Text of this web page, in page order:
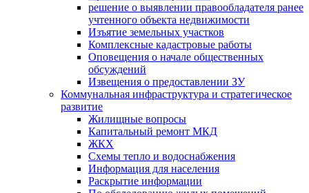
решение о выявлении правообладателя ранее
учтенного объекта недвижимости
Изъятие земельных участков
Комплексные кадастровые работы
Оповещения о начале общественных
обсуждений
Извещения о предоставлении ЗУ
Коммунальная инфраструктура и стратегическое
развитие
Жилищные вопросы
Капитальный ремонт МКД
ЖКХ
Схемы тепло и водоснабжения
Информация для населения
Раскрытие информации